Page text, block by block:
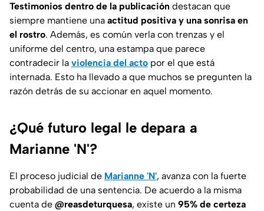
Testimonios dentro de la publicación destacan que
siempre mantiene una actitud positiva y una sonrisa en
el rostro. Además, es común verla con trenzas y el
uniforme del centro, una estampa que parece
contradecir la violencia del acto por el que está
internada. Esto ha llevado a que muchos se pregunten la
razón detrás de su accionar en aquel momento.
¿Qué futuro legal le depara a
Marianne 'N'?
El proceso judicial de Marianne 'N', avanza con la fuerte
probabilidad de una sentencia. De acuerdo a la misma
cuenta de @reasdeturquesa, existe un 95% de certeza